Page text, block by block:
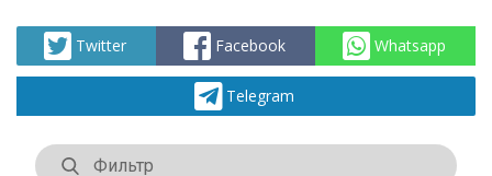
Артқа Алға
Twitter Facebook Whatsapp
Telegram